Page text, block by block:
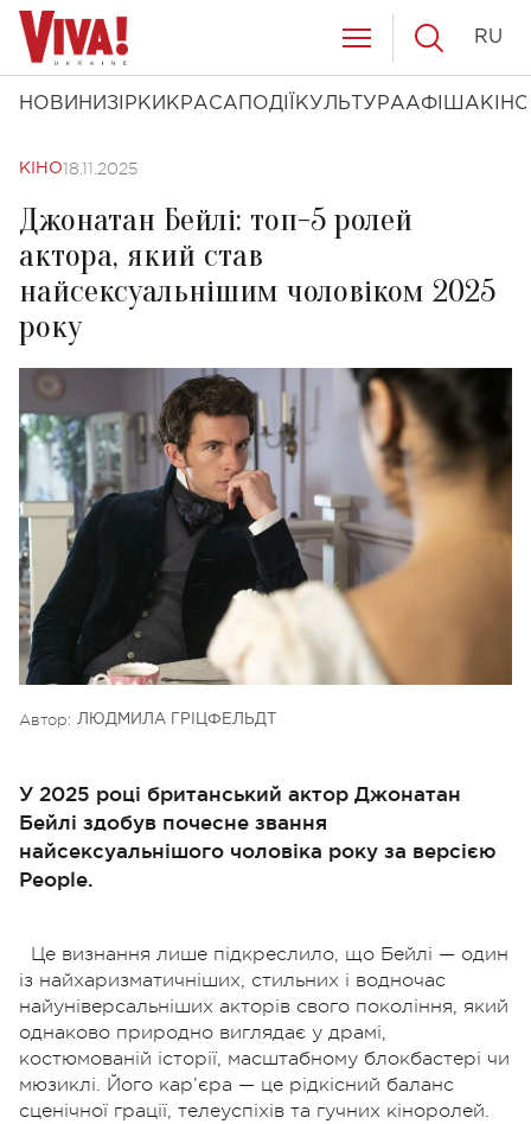
НОВИНИ ЗІРКИ КРАСА ПОДІЇ КУЛЬТУРААФІША КІНО
RU
КІНО18.11.2025
Джонатан Бейлі: топ-5 ролей
актора, який став
найсексуальнішим чоловіком 2025
року
Автор: ЛЮДМИЛА ГРІЦФЕЛЬДТ
У 2025 році британський актор Джонатан
Бейлі здобув почесне звання
найсексуальнішого чоловіка року за версією
People.
Це визнання лише підкреслило, що Бейлі — один
із найхаризматичніших, стильних і водночас
найуніверсальніших акторів свого покоління, який
однаково природно виглядає у драмі,
костюмованій історії, масштабному блокбастері чи
мюзиклі. Його кар’єра — це рідкісний баланс
сценічної грації, телеуспіхів та гучних кіноролей.